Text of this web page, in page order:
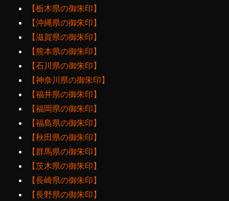
【栃木県の御朱印】
【沖縄県の御朱印】
【滋賀県の御朱印】
【熊本県の御朱印】
【石川県の御朱印】
【神奈川県の御朱印】
【福井県の御朱印】
【福岡県の御朱印】
【福島県の御朱印】
【秋田県の御朱印】
【群馬県の御朱印】
【茨木県の御朱印】
【長崎県の御朱印】
【長野県の御朱印】